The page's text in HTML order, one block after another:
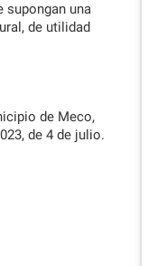
supongan una
de utilidad
de Meco,
de 4 de julio.